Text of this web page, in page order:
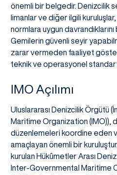
önemli bir belgedir. Denizcilik
limanlar ve diğer ilgili
normlara uygun
Gemilerin güvenli seyir
zarar vermeden faaliyet
teknik ve operasyonel
IMO Açılımı
Uluslararası Denizcilik Örgütü
Maritime Organization (IMO)),
düzenlemeleri koordine eden
amaçlayan önemli bir kuruluştur.
kurulan Hükûmetler Arası
Inter-Governmental Maritime